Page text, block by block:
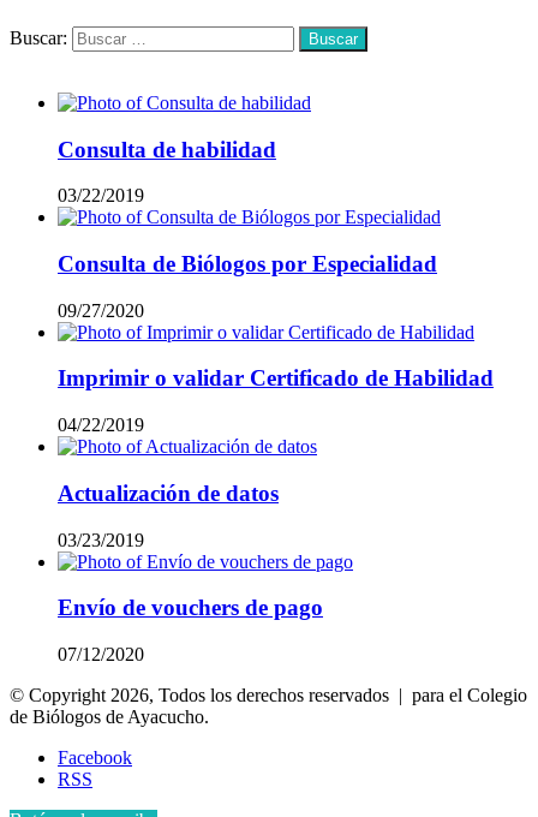
Buscar:
Consulta de habilidad
03/22/2019
Consulta de Biólogos por Especialidad
09/27/2020
Imprimir o validar Certificado de Habilidad
04/22/2019
Actualización de datos
03/23/2019
Envío de vouchers de pago
07/12/2020
© Copyright 2026, Todos los derechos reservados | para el Colegio
de Biólogos de Ayacucho.
Facebook
RSS